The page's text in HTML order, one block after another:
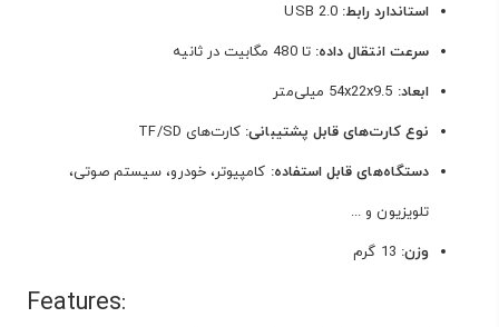
استاندارد رابط: USB 2.0
سرعت انتقال داده: تا 480 مگابیت در ثانیه
ابعاد:
نوع کارت‌های قابل پشتیبانی: کارت‌های TF/SD
دستگاه‌های قابل استفاده: کامپیوتر، خودرو، سیستم صوتی،
تلویزیون و ...
وزن:
Features: